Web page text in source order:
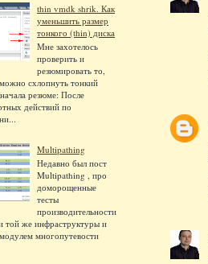
thin vmdk shrik. Как
уменьшить размер
тонкого (thin) диска
Мне захотелось
проверить и
резюмировать то,
схлопнуть тонкий
резюме: После
действий по
Multipathing
Недавно был пост
Multipathing , про
доморощенные
тесты
производительности
той же инфраструктуры и
многопутевости